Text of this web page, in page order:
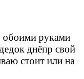
обоими руками
днёпр свой
стоит или на